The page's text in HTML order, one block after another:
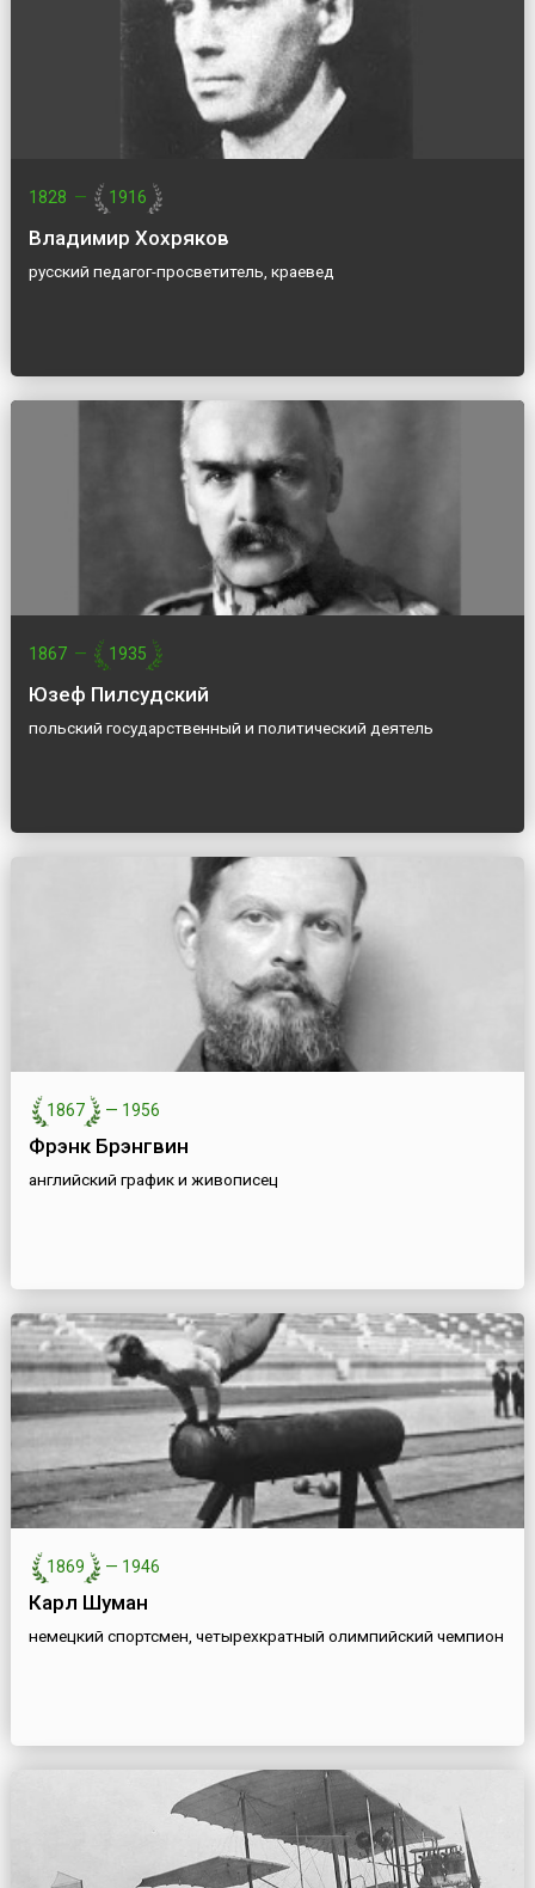
1828 — 1916
Владимир Хохряков
русский педагог-просветитель, краевед
1867 — 1935
Юзеф Пилсудский
польский государственный и политический деятель
1867 — 1956
Фрэнк Брэнгвин
английский график и живописец
1869 — 1946
Карл Шуман
немецкий спортсмен, четырехкратный олимпийский чемпион